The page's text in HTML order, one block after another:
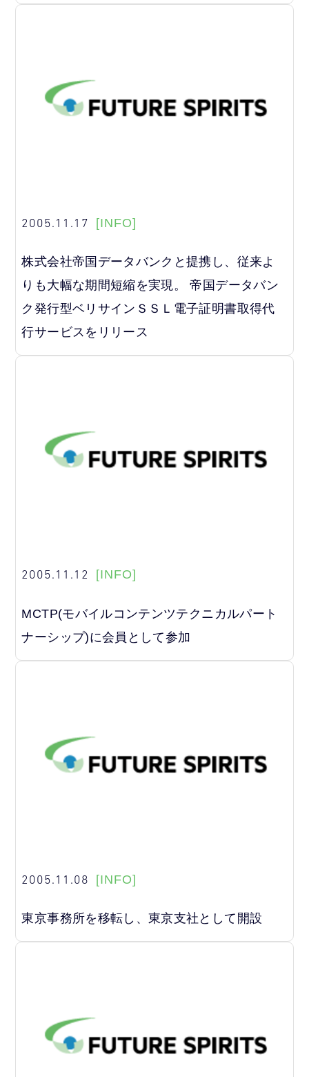
2005.11.17 [INFO]
株式会社帝国データバンクと提携し、従来よ
りも大幅な期間短縮を実現。 帝国データバン
ク発行型ベリサインＳＳＬ電子証明書取得代
行サービスをリリース
2005.11.12 [INFO]
MCTP(モバイルコンテンツテクニカルパート
ナーシップ)に会員として参加
2005.11.08 [INFO]
東京事務所を移転し、東京支社として開設